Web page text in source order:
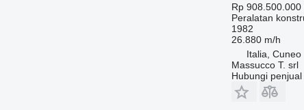
Rp 908.500.000
Peralatan
1982
26.880 m/h
Italia, Cuneo
Massucco T. srl
Hubungi penjual